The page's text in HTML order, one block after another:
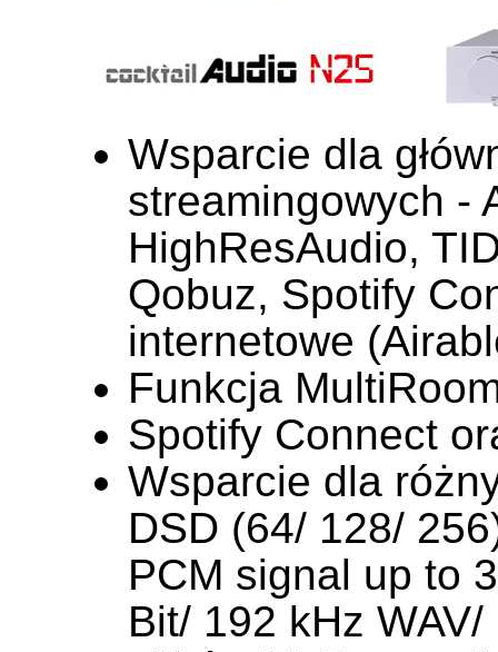
Wsparcie dla
streamingowych -
HighResAudio,
Qobuz, Spotify
internetowe
Funkcja
Spotify Connect
Wsparcie dla
DSD (64/ 128/
PCM signal up to
Bit/ 192 kHz